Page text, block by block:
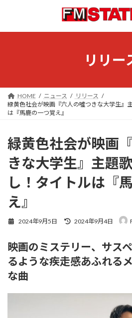
ン
ー
リリー
HOME ニュース
リリース
緑黄色社会が映画『六人の噓つきな大学生』
は『馬鹿の一つ覚え』
緑黄色社会が映画
きな大学生』主題
し！タイトルは『
え』
2024年9月5日
最
新
日
時
2024年9月4日
映画のミステリー、サス
るような疾走感あふれる
な曲